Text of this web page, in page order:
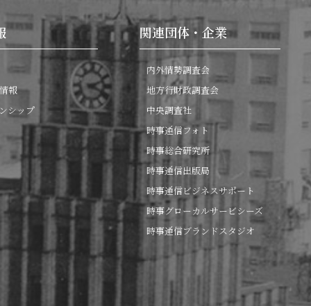
報
シップ
関連団体・企業
内外情勢調査会
地方行財政調査会
中央調査社
時事通信フォト
時事総合研究所
時事通信出版局
時事通信ビジネスサポート
時事グローカルサービシーズ
時事通信ブランドスタジオ